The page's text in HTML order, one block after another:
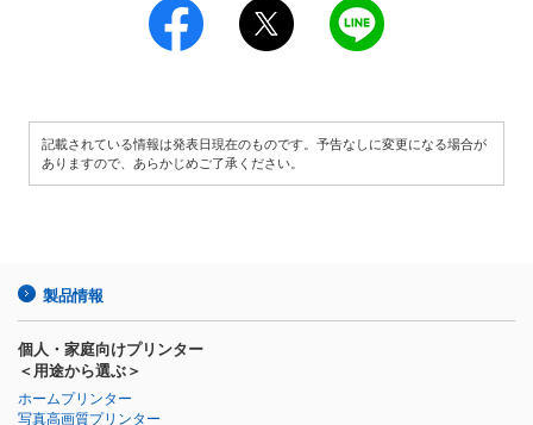
記載されている情報は発表日現在のものです。予告なしに変更になる場合が
ありますので、あらかじめご了承ください。
製品情報
個人・家庭向けプリンター
＜用途から選ぶ＞
ホームプリンター
写真高画質プリンター